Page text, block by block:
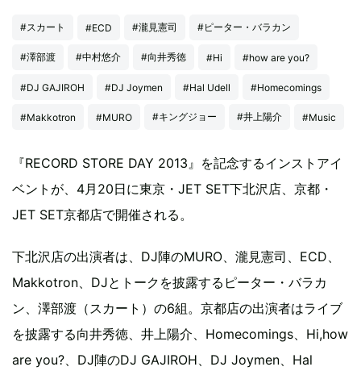
#スカート #ECD #瀧見憲司 #ピーター・バラカン
#澤部渡 #中村悠介 #向井秀徳 #Hi #how are you?
#DJ GAJIROH #DJ Joymen #Hal Udell #Homecomings
#Makkotron #MURO #キングジョー #井上陽介 #Music
『RECORD STORE DAY 2013』を記念するインストアイ
ベントが、4月20日に東京・JET SET下北沢店、京都・
JET SET京都店で開催される。
下北沢店の出演者は、DJ陣のMURO、瀧見憲司、ECD、
Makkotron、DJとトークを披露するピーター・バラカ
ン、澤部渡（スカート）の6組。京都店の出演者はライブ
を披露する向井秀徳、井上陽介、Homecomings、Hi,how
are you?、DJ陣のDJ GAJIROH、DJ Joymen、Hal